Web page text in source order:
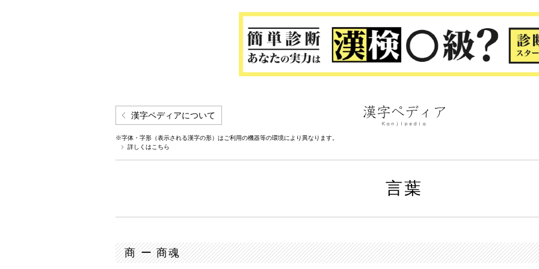
漢字ペディアについて
※字体・字形（表示される漢字の形）はご利用の機器等の環境により異なります。
詳しくはこちら
言葉
商 ー 商魂